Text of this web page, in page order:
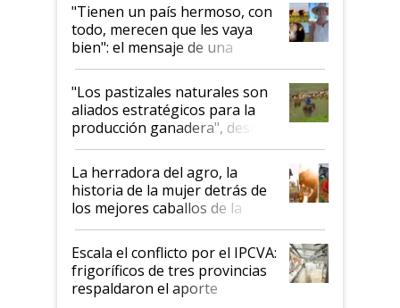
"Tienen un país hermoso, con
todo, merecen que les vaya
bien": el mensaje de una
ganadera uruguaya sobre las
oportunidades que se abren
para el agro en Argentina, con
foco en la carne
"Los pastizales naturales son
aliados estratégicos para la
producción ganadera", destaca
la iniciativa que ya reúne a 46
establecimientos en Argentina
La herradora del agro, la
historia de la mujer detrás de
los mejores caballos de la
Argentina y los mitos que
todavía hacen sufrir a estos
animales: "Mientras me
descalificaban, yo seguí
haciendo currículum"
Escala el conflicto por el IPCVA:
frigoríficos de tres provincias
respaldaron el aporte